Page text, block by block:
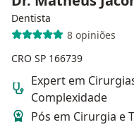
Dentista
8 opiniões
CRO SP 166739
Expert em
Complexidade
Pós em Cirurgia e